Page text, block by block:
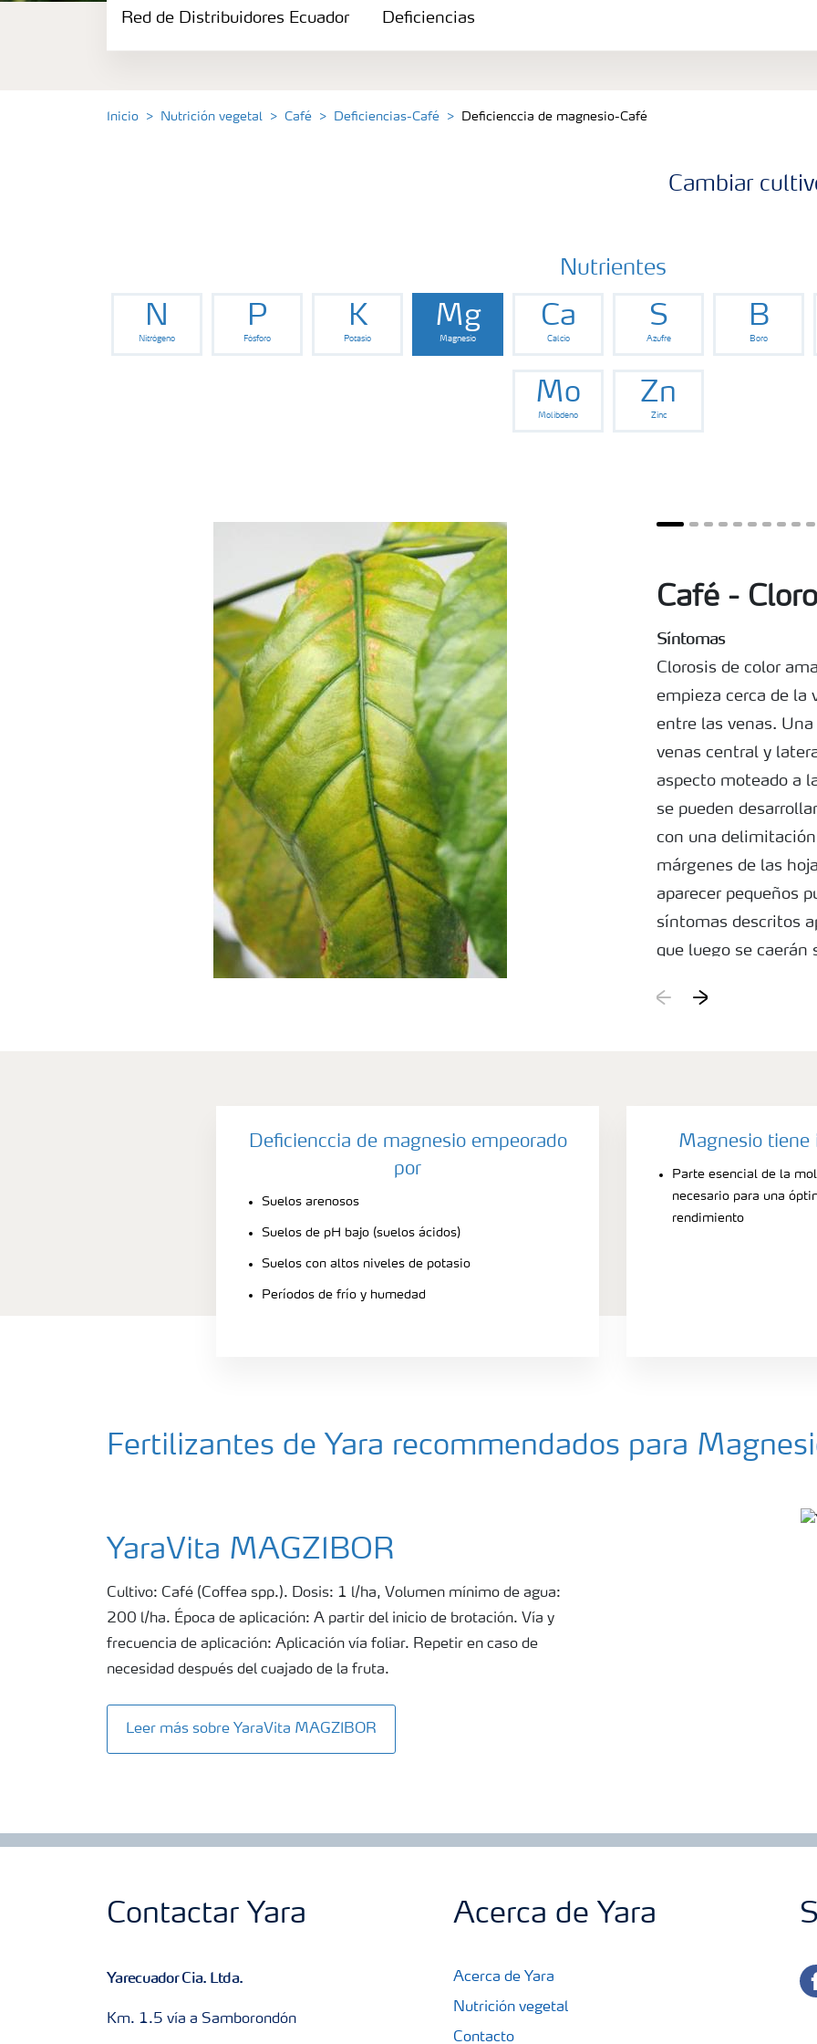
Portafolio de Agricultura Digital
Red de Distribuidores Ecuador Deficiencias
Inicio Nutrición vegetal Café Deficiencias-Café Deficienccia de magnesio-Café
Cambiar
Nutrientes
N
Nitrógeno
P
Fósforo
K
Potasio
Mg
Magnesio
Ca
Calcio
S
Azufre
B
Boro
Mo
Molibdeno
Zn
Zinc
Café -
Síntomas
Clorosis de color
empieza cerca de la
entre las venas.
venas central y
aspecto moteado a
se pueden
con una
márgenes de las
aparecer pequeños
síntomas descritos
que luego se caerán
Causas
Deficienccia de magnesio empeorado
por
Suelos arenosos
Suelos de pH bajo (suelos ácidos)
Suelos con altos niveles de potasio
Períodos de frío y humedad
Magnesio tiene
Parte esencial de la
necesario para una
rendimiento
Fertilizantes de Yara recommendados para
YaraVita MAGZIBOR
Cultivo: Café (Coffea spp.). Dosis: 1 l/ha, Volumen mínimo de agua:
200 l/ha. Época de aplicación: A partir del inicio de brotación. Vía y
frecuencia de aplicación: Aplicación vía foliar. Repetir en caso de
necesidad después del cuajado de la fruta.
Leer más sobre YaraVita MAGZIBOR
Contactar Yara
Yarecuador Cia. Ltda.
Km. 1.5 vía a Samborondón
Acerca de Yara
Acerca de Yara
Nutrición vegetal
Contacto